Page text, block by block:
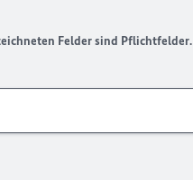
Felder sind Pflichtfelder.